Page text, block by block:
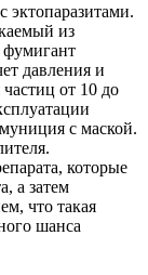
эктопаразитами.
из
фумигант
давления и
от 10 до
с маской.
которые
а затем
что такая
шанса